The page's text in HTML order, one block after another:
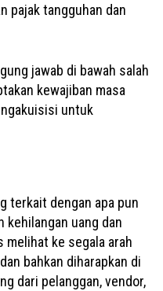
pajak tangguhan dan
jawab di bawah salah
kewajiban masa
untuk
terkait dengan apa pun
kehilangan uang dan
ke segala arah
bahkan diharapkan di
dari pelanggan, vendor,